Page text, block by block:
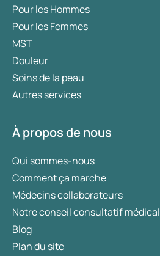
Pour les Hommes
Pour les Femmes
MST
Douleur
Soins de la peau
Autres services
À propos de nous
Qui sommes-nous
Comment ça marche
Médecins collaborateurs
Notre conseil consultatif médical
Blog
Plan du site